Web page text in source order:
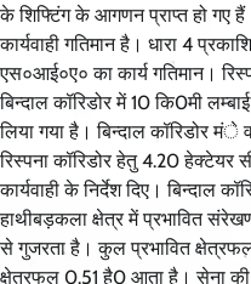
के शिफ्टिंग के आगणन प्राप्त हो गए
कार्यवाही गतिमान है। धारा 4
एस०आई०ए० का कार्य गतिमान।
बिन्दाल कॉरिडोर में 10 कि0मी
लिया गया है। बिन्दाल कॉरिडोर
रिस्पना कॉरिडोर हेतु 4.20 हेक्टेयर
कार्यवाही के निर्देश दिए। बिन्दाल
हाथीबड़कला क्षेत्र में प्रभावित
से गुजरता है। कुल प्रभावित
क्षेत्रफल 0.51 है0 आता है। सेना की